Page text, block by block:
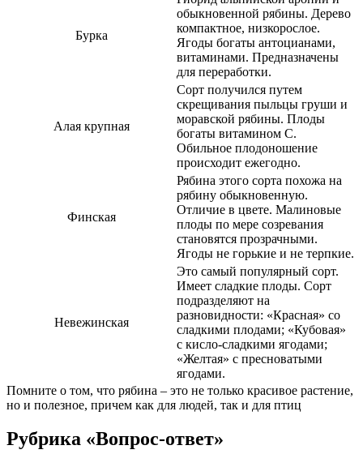
Бурка
обыкновенной рябины. Дерево
компактное, низкорослое.
Ягоды богаты антоцианами,
витаминами. Предназначены
для переработки.
Алая крупная
Сорт получился путем
скрещивания пыльцы груши и
моравской рябины. Плоды
богаты витамином С.
Обильное плодоношение
происходит ежегодно.
Финская
Рябина этого сорта похожа на
рябину обыкновенную.
Отличие в цвете. Малиновые
плоды по мере созревания
становятся прозрачными.
Ягоды не горькие и не терпкие.
Невежинская
Это самый популярный сорт.
Имеет сладкие плоды. Сорт
подразделяют на
разновидности: «Красная» со
сладкими плодами; «Кубовая»
с кисло-сладкими ягодами;
«Желтая» с пресноватыми
ягодами.
Помните о том, что рябина – это не только красивое растение,
но и полезное, причем как для людей, так и для птиц
Рубрика «Вопрос-ответ»